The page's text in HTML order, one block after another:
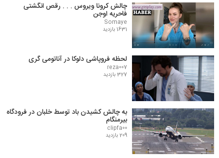
چالش کرونا ویروس . . . رقص انگشتی
فاحریه اوجن
Somaye
1631 بازدید
لحظه فروپاشی دلوکا در آناتومی گری
reza007
327 بازدید
به چالش کشیدن باد توسط خلبان در فرودگاه
بیرمنگام
clipfa00
209 بازدید